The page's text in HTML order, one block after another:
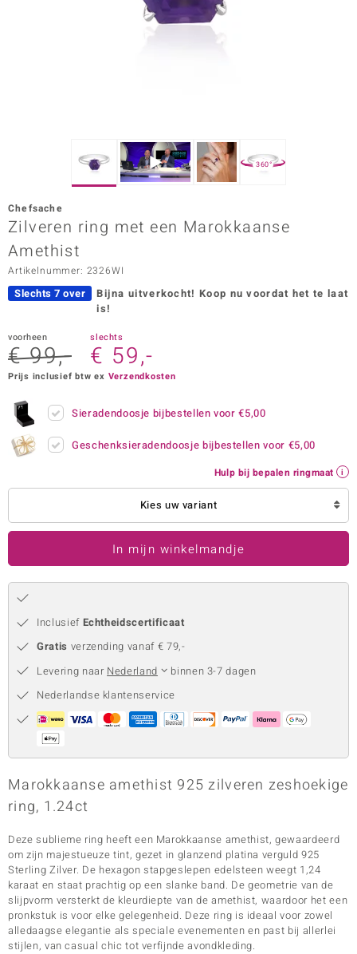
Vogue
360°
Chefsache
Zilveren ring met een Marokkaanse
Amethist
Artikelnummer: 2326WI
Slechts 7 over Bijna uitverkocht! Koop nu voordat het te laat
is!
voorheen
€ 99,-
slechts
€ 59,-
Prijs inclusief btw ex Verzendkosten
Sieradendoosje bijbestellen voor€5,00
Geschenksieradendoosje bijbestellen voor €5,00
Hulp bij bepalen ringmaat
Kies uw variant
In mijn winkelmandje
Inclusief Echtheidscertificaat
Gratis verzending vanaf € 79,-
Levering naar Nederland
binnen 3-7 dagen
Nederlandse klantenservice
Marokkaanse amethist 925 zilveren zeshoekige
ring, 1.24ct
Deze sublieme ring heeft een Marokkaanse amethist, gewaardeerd
om zijn majestueuze tint, gezet in glanzend platina verguld 925
Sterling Zilver. De hexagon stapgeslepen edelsteen weegt 1,24
karaat en staat prachtig op een slanke band. De geometrie van de
slijpvorm versterkt de kleurdiepte van de amethist, waardoor het een
pronkstuk is voor elke gelegenheid. Deze ring is ideaal voor zowel
alledaagse elegantie als speciale evenementen en past bij allerlei
stijlen, van casual chic tot verfijnde avondkleding.